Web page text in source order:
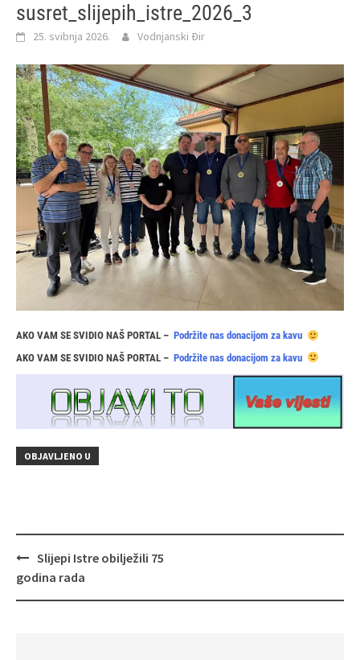
susret_slijepih_istre_2026_3
25. svibnja 2026. Vodnjanski Đir
AKO VAM SE SVIDIO NAŠ PORTAL – Podržite nas donacijom za kavu
AKO VAM SE SVIDIO NAŠ PORTAL – Podržite nas donacijom za kavu
OBJAVLJENO U
Navigacija
objava
Slijepi Istre obilježili 75
godina rada